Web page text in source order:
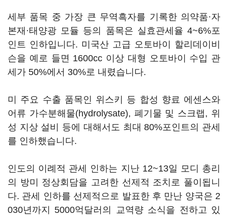
세부 품목 중 가장 큰 무역흑자를 기록한 의약품·자
본재·태양광 모듈 등의 품목은 실효관세율 4~6%포
인트 인하입니다. 미국산 고급 오토바이 할리데이비
슨을 예로 들면 1600cc 이상 대형 오토바이 수입 관
세가 50%에서 30%로 내렸습니다.
미 주요 수출 품목인 위스키 등 합성 향료 에센스와
어류 가수분해물(hydrolysate), 폐기물 및 스크랩, 위
성 지상 설비 등에 대해서도 최대 80%포인트의 관세
를 인하했습니다.
인도의 이례적 관세 인하는 지난 12~13일 모디 총리
의 방미 정상회담을 고려한 선제적 조치로 풀이됩니
다. 관세 인하를 선제적으로 발표한 후 만난 양국은 2
030년까지 5000억달러의 교역량 소식을 전하고 있